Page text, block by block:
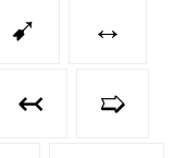
➹ ↔
↢ ➯